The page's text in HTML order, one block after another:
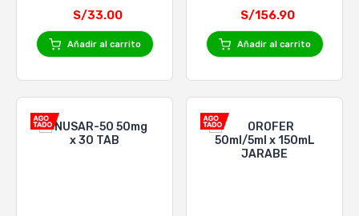
S/33.00
Añadir al carrito
S/156.90
Añadir al carrito